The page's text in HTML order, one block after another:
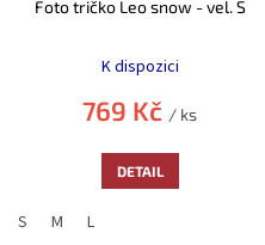
Foto tričko Leo snow - vel. S
hodnocení
produktu
je
5,0
z
5
hvězdiček.
K dispozici
769 Kč / ks
DETAIL
S M L